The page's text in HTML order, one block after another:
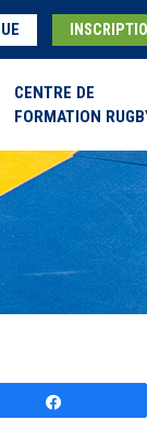
CENTRE DE
FORMATION